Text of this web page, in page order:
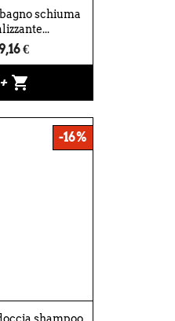
schiuma
€
+ shopping_cart
-16%